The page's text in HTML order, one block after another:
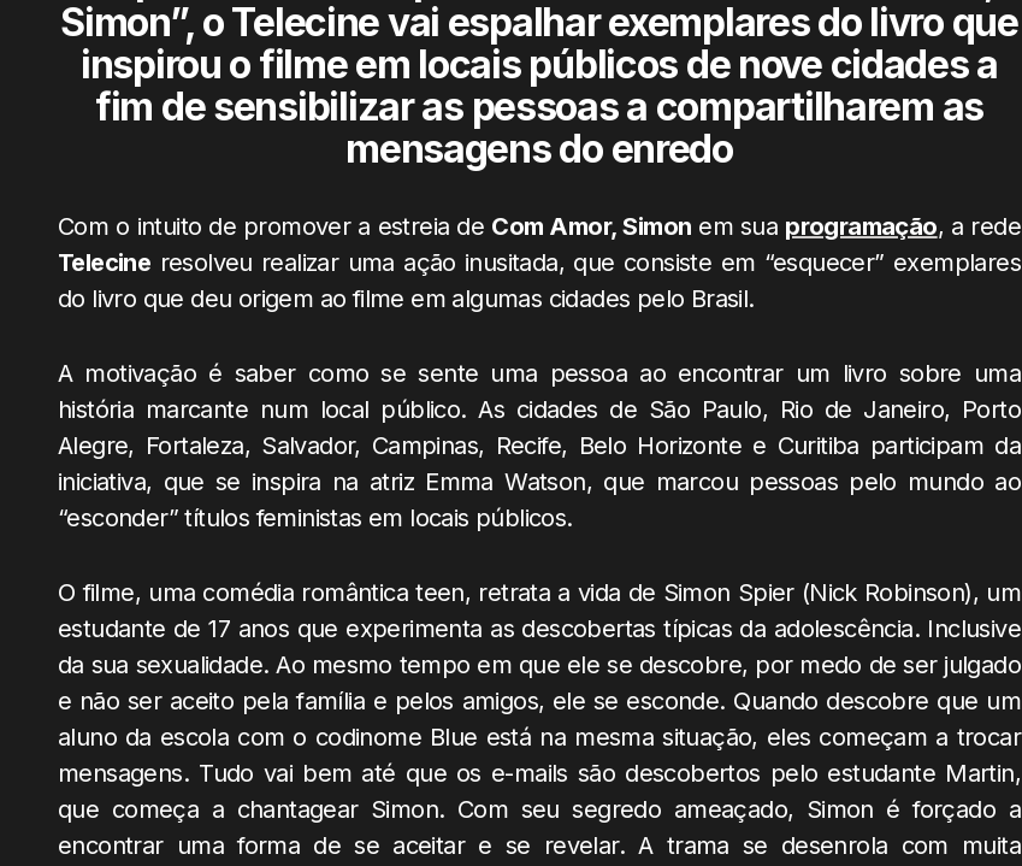
Simon”, o Telecine vai espalhar exemplares do livro que
inspirou o filme em locais públicos de nove cidades a
fim de sensibilizar as pessoas a compartilharem as
mensagens do enredo
Com o intuito de promover a estreia de Com Amor, Simon em sua programação, a rede
Telecine resolveu realizar uma ação inusitada, que consiste em “esquecer” exemplares
do livro que deu origem ao filme em algumas cidades pelo Brasil.
A motivação é saber como se sente uma pessoa ao encontrar um livro sobre uma
história marcante num local público. As cidades de São Paulo, Rio de Janeiro, Porto
Alegre, Fortaleza, Salvador, Campinas, Recife, Belo Horizonte e Curitiba participam da
iniciativa, que se inspira na atriz Emma Watson, que marcou pessoas pelo mundo ao
“esconder” títulos feministas em locais públicos.
O filme, uma comédia romântica teen, retrata a vida de Simon Spier (Nick Robinson), um
estudante de 17 anos que experimenta as descobertas típicas da adolescência. Inclusive
da sua sexualidade. Ao mesmo tempo em que ele se descobre, por medo de ser julgado
e não ser aceito pela família e pelos amigos, ele se esconde. Quando descobre que um
aluno da escola com o codinome Blue está na mesma situação, eles começam a trocar
mensagens. Tudo vai bem até que os e-mails são descobertos pelo estudante Martin,
que começa a chantagear Simon. Com seu segredo ameaçado, Simon é forçado a
encontrar uma forma de se aceitar e se revelar. A trama se desenrola com muita